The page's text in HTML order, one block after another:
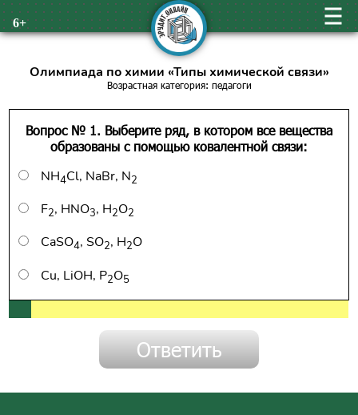
6+
Олимпиада по химии «Типы химической связи»
Возрастная категория: педагоги
Вопрос № 1. Выберите ряд, в котором все вещества
образованы с помощью ковалентной связи:
NH4Cl, NaBr, N2
F2, HNO3, H2O2
CaSO4, SO2, H2O
Cu, LiOH, P2O5